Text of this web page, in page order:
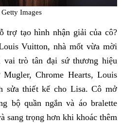
Images
trợ tạo hình nhận giải của cô?
Vuitton, nhà mốt vừa mời
trò tân đại sứ thương hiệu
Chrome Hearts, Louis
sửa thiết kế cho Lisa. Cô mở
bộ quần ngắn và áo bralette
sang trọng hơn khi khoác thêm